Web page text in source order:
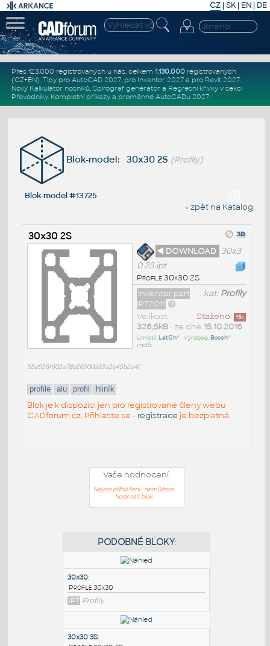
CZ | SK| EN | DE
Přes 123.000 registrovaných u nás, celkem 1.130.000registrovaných
(CZ+EN). Tipy pro AutoCAD 2027, pro Inventor 2027a pro Revit 2027.
Nový Kalkulátor nosníků, Spirograf generátor a Regresní křivkyv sekci
Převodníky. Kompletní příkazya proměnné AutoCADu 2027.
Blok-model: 30x30 2S (Profily)
Blok-model #13725
« zpět na Katalog
30x30 2S
◄ DOWNLOAD 30x3
0 2S.ipt
Profile 30x30 2S
kat:Profily
Inventor part
IPT2011
Staženo: 15x
Velikost
326,5kB• ze dne 15.10.2016
Umístil: LatCh^ • Výrobce: Bosch^ •
md5:
55a556f602a78b26500a93a2e45b2e4f
profile alu profil hliník
Blok je k dispozici jen pro registrované členy webu
CADforum.cz. Přihlaste se - registrace je bezplatná.
Vaše hodnocení:
Nejste přihlášeni - nemůžete
hodnotit blok